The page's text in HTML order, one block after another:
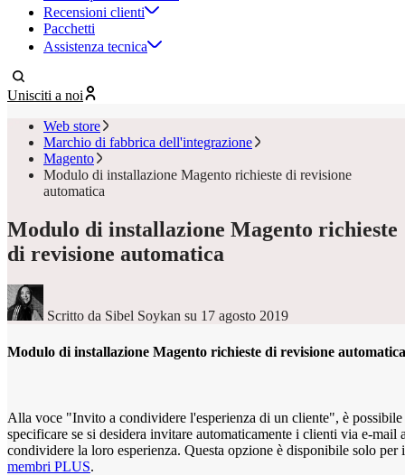
Recensioni clienti
Pacchetti
Assistenza tecnica
Unisciti a noi
Web store
Marchio di fabbrica dell'integrazione
Magento
Modulo di installazione Magento richieste di revisione
automatica
Modulo di installazione Magento richieste
di revisione automatica
Scritto da Sibel Soykan su 17 agosto 2019
Modulo di installazione Magento richieste di revisione automatica
Alla voce "Invito a condividere l'esperienza di un cliente", è possibile
specificare se si desidera invitare automaticamente i clienti via e-mail
condividere la loro esperienza. Questa opzione è disponibile solo per i
membri PLUS.